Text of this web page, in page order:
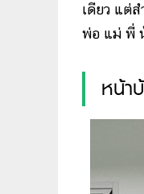
เดียว แต่
พ่อ แม่ พี่
หน้า